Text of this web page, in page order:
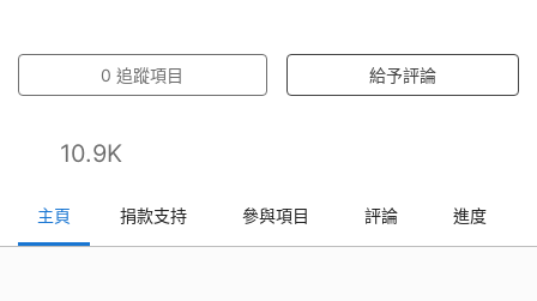
0 追蹤項目 給予評論
10.9K
主頁 捐款支持 參與項目 評論 進度